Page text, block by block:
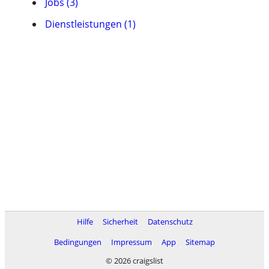
Dienstleistungen (1)
Hilfe Sicherheit
Datenschutz
Bedingungen
Impressum App
Sitemap
© 2026 craigslist